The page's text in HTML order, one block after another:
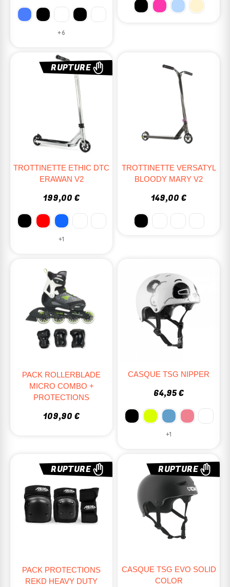
+6
RUPTURE
TROTTINETTE ETHIC DTC
ERAWAN V2
199,00 €
+1
TROTTINETTE VERSATYL
BLOODY MARY V2
149,00 €
PACK ROLLERBLADE
MICRO COMBO +
PROTECTIONS
109,90 €
CASQUE TSG NIPPER
64,95 €
+1
RUPTURE
PACK PROTECTIONS
REKD HEAVY DUTY
RUPTURE
CASQUE TSG EVO SOLID
COLOR